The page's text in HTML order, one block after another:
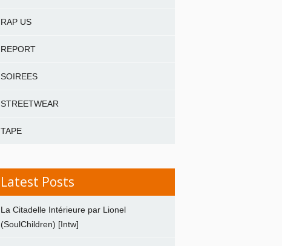
RAP US
REPORT
SOIREES
STREETWEAR
TAPE
Latest Posts
La Citadelle Intérieure par Lionel
(SoulChildren) [Intw]